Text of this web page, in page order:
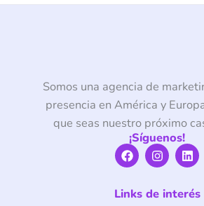
Somos una agencia de
presencia en América y
que seas nuestro próximo
¡Síguenos!
F
a
c
b
I
n
s
a
L
i
n
k
e
Links de interés